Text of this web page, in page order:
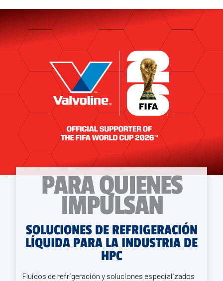
PARA QUIENES
IMPULSAN
SOLUCIONES DE REFRIGERACIÓN
LÍQUIDA PARA LA INDUSTRIA DE
HPC
Fluidos de refrigeración y soluciones especializados